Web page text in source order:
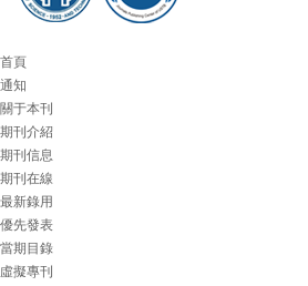
首頁
通知
關于本刊
期刊介紹
期刊信息
期刊在線
最新錄用
優先發表
當期目錄
虛擬專刊